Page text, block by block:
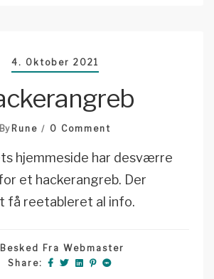
4. Oktober 2021
By Rune 0 Comment
hjemmeside har desværre
et hackerangreb. Der
få reetableret al info.
Besked Fra Webmaster
Share: